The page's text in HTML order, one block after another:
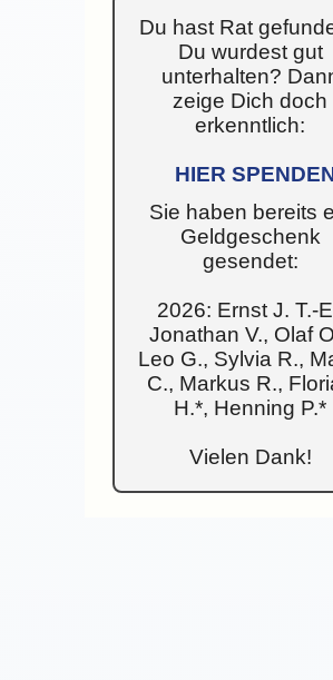
Du hast Rat
Du wurdest gut
unterhalten?
zeige Dich doch
erkenntlich:
HIER
Sie haben bereits
Geldgeschenk
gesendet:
2026: Ernst J. T.-
Jonathan V., Olaf
Leo G., Sylvia R.,
C., Markus R.,
H.*, Henning P.*
Vielen Dank!